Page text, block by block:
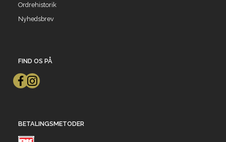
Ordrehistorik
Nyhedsbrev
FIND OS PÅ
BETALINGSMETODER